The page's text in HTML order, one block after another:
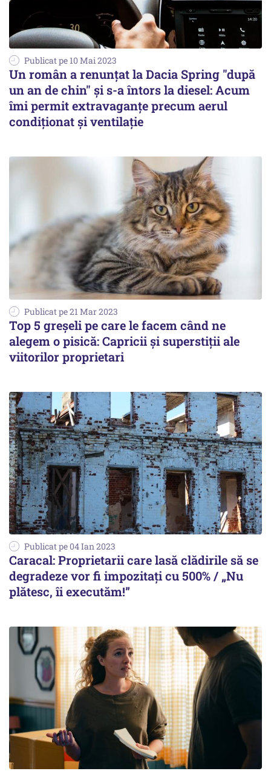
Publicat pe 10 Mai 2023
Un român a renunţat la Dacia Spring "după
un an de chin" şi s-a întors la diesel: Acum
îmi permit extravaganţe precum aerul
condiţionat şi ventilaţie
Publicat pe 21 Mar 2023
Top 5 greşeli pe care le facem când ne
alegem o pisică: Capricii şi superstiţii ale
viitorilor proprietari
Publicat pe 04 Ian 2023
Caracal: Proprietarii care lasă clădirile să se
degradeze vor fi impozitați cu 500% / „Nu
plătesc, îi executăm!”